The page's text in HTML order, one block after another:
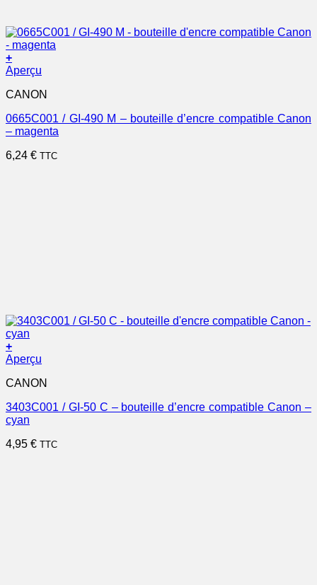
+
Aperçu
CANON
0665C001 / GI-490 M – bouteille d’encre compatible Canon
– magenta
6,24 € TTC
+
Aperçu
CANON
3403C001 / GI-50 C – bouteille d’encre compatible Canon –
cyan
4,95 € TTC